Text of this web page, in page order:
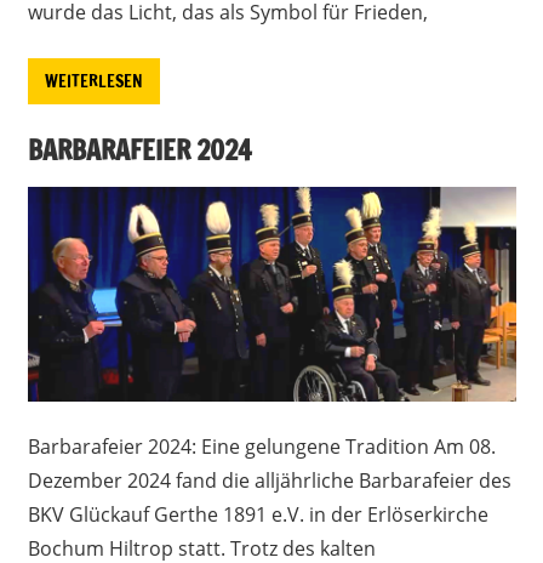
wurde das Licht, das als Symbol für Frieden,
WEITERLESEN
BARBARAFEIER 2024
Barbarafeier 2024: Eine gelungene Tradition Am 08.
Dezember 2024 fand die alljährliche Barbarafeier des
BKV Glückauf Gerthe 1891 e.V. in der Erlöserkirche
Bochum Hiltrop statt. Trotz des kalten